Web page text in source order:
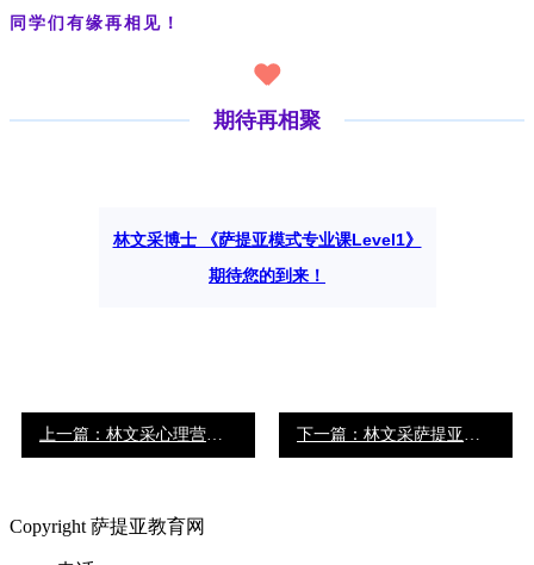
同学们有缘再相见！
期待再相聚
林文采博士 《萨提亚模式专业课Level1》
期待您的到来！
上一篇：林文采心理营养亲子关系工作坊广州站播报 下一篇：林文采萨提亚模式专业课证书班Level-1西安三阶现场播报：Day4
Copyright 萨提亚教育网